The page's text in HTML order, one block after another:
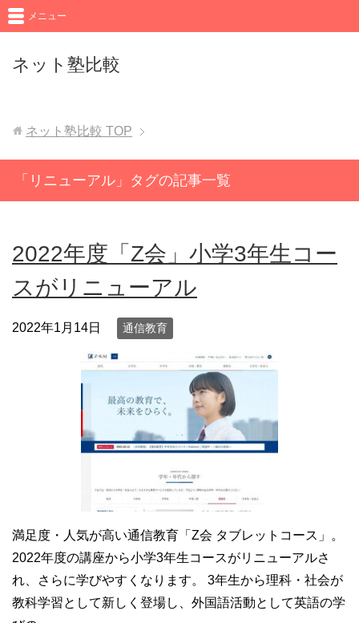
ネット塾比較
メニュー
ネット塾比較 TOP
「リニューアル」タグの記事一覧
2022年度「Z会」小学3年生コー
スがリニューアル
2022年1月14日 通信教育
満足度・人気が高い通信教育「Z会 タブレットコース」。
2022年度の講座から小学3年生コースがリニューアルさ
れ、さらに学びやすくなります。 3年生から理科・社会が
教科学習として新しく登場し、外国語活動として英語の学